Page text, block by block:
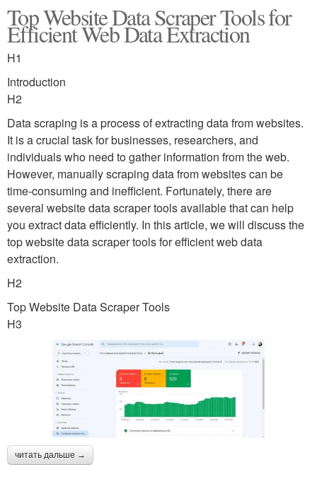
Top Website Data Scraper Tools for
Efficient Web Data Extraction
H1
Introduction
H2
Data scraping is a process of extracting data from websites.
It is a crucial task for businesses, researchers, and
individuals who need to gather information from the web.
However, manually scraping data from websites can be
time-consuming and inefficient. Fortunately, there are
several website data scraper tools available that can help
you extract data efficiently. In this article, we will discuss the
top website data scraper tools for efficient web data
extraction.
H2
Top Website Data Scraper Tools
H3
читать дальше →